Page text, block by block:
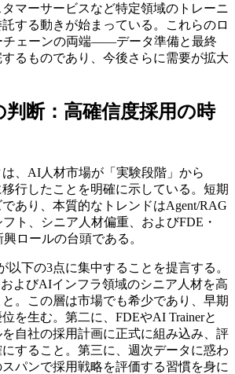
マーサービスなど特定領域のトレーニ
する動きが始まっている。これらのロ
チェーンの両端——データ準備と最終
るものであり、今後さらに需要が拡大
判断：高確信度採用の時
、AI人材市場が「実験段階」から
移行したことを明確に示している。短期
あり、本質的なトレンドはAgent/RAG
ト、シニア人材偏重、およびFDE・
ロールの台頭である。
以下の3点に集中することを提言する。
よびAIインフラ領域のシニア人材を高
。この層は市場でも希少であり、早期
を生む。第二に、FDEやAI Trainerと
自社の採用計画に正式に組み込み、評
すること。第三に、週次データに惑わ
パンで採用戦略を評価する習慣を身に